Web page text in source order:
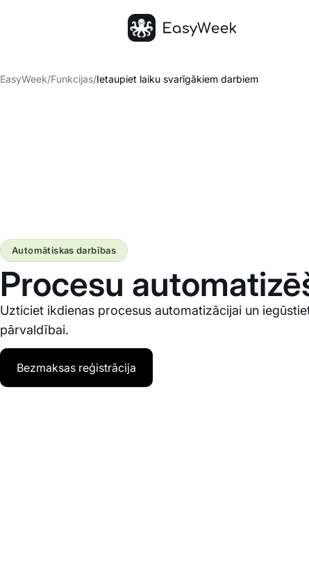
EasyWeek/Funkcijas/Ietaupiet laiku svarīgākiem darbiem
Procesu
Uzticiet ikdienas procesus automatizācijai un
pārvaldībai.
Automātiskas darbības
Bezmaksas reģistrācija